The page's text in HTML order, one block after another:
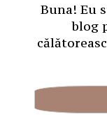
Buna! Eu
blog